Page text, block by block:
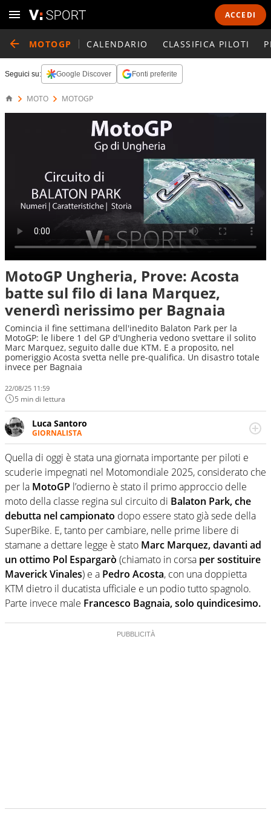
ACCEDI
MOTOGP CALENDARIO CLASSIFICA PILOTI
Seguici su: Google Discover Fonti preferite
MOTO MOTOGP
MotoGP Ungheria, Prove: Acosta
batte sul filo di lana Marquez,
venerdì nerissimo per Bagnaia
Comincia il fine settimana dell'inedito Balaton Park per la
MotoGP: le libere 1 del GP d'Ungheria vedono svettare il solito
Marc Marquez, seguito dalle due KTM. E a proposito, nel
pomeriggio Acosta svetta nelle pre-qualifica. Un disastro totale
invece per Bagnaia
22/08/25 11:59
5 min di lettura
Luca Santoro
GIORNALISTA
Esperto di Motorsport ma, più in generale, appassionato
di tutto ciò che sia Sport, anche senza il Motor. Dà il
meglio di sé quando la strada fa largo alle due o alle
quattro ruote
Quella di oggi è stata una giornata importante per piloti e
scuderie impegnati nel Motomondiale 2025, considerato che
per la MotoGP l’odierno è stato il primo approccio delle
moto della classe regina sul circuito di Balaton Park, che
debutta nel campionato dopo essere stato già sede della
SuperBike. E, tanto per cambiare, nelle prime libere di
stamane a dettare legge è stato Marc Marquez, davanti ad
un ottimo Pol Espargarò (chiamato in corsa per sostituire
Maverick Vinales) e a Pedro Acosta, con una doppietta
KTM dietro il ducatista ufficiale e un podio tutto spagnolo.
Parte invece male Francesco Bagnaia, solo quindicesimo.